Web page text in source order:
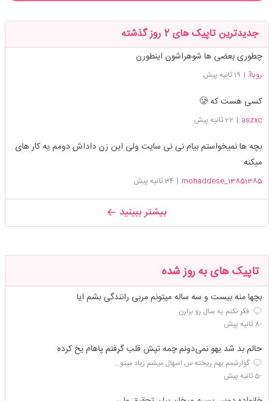
جدیدترین تاپیک های 2 روز گذشته
چطوری بعضی ها شوهراشون اینطورن
رویاآ | 19 ثانیه پیش
کسی هست که 🥲
aszxc
| 22 ثانیه پیش
بچه ها نمیخواستم بیام نی نی سایت ولی این زن داداش دومم یه کار های
میکنه
13851385_mohaddese
| 34 ثانیه پیش
بیشتر ببینید
تاپیک های به روز شده
بچها منه بیست و سه ساله میتونم مربی رانندگی بشم ایا
فکر نکنم یه سال رو بزارن
-8 ثانیه پیش
حالم بد شد یهو نمی‌دونم چمه تپش قلب گرفتم پاهام یخ کرده
گوارشمم بهم ریخته س اسهال میشم زیاد میتو...
-5 ثانیه پیش